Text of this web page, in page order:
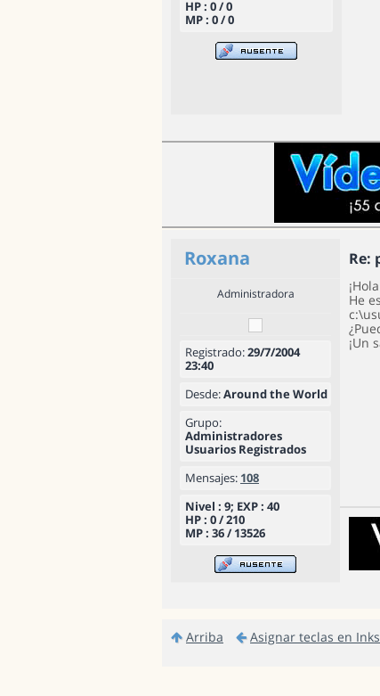
HP : 0 / 0
MP : 0 / 0
Roxana Re:
Administradora
Registrado:29/7/2004
23:40
Desde:Around the World
Grupo:
Administradores
Usuarios Registrados
Mensajes: 108
Nivel : 9; EXP : 40
HP : 0 / 210
MP : 36 / 13526
He
¡Un
Arriba Asignar teclas en